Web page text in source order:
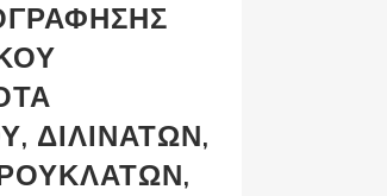
ΔΙΛΙΝΆΤΩΝ,